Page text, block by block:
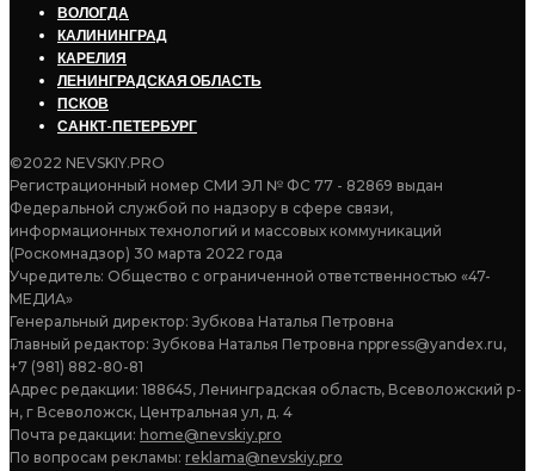
ВОЛОГДА
КАЛИНИНГРАД
КАРЕЛИЯ
ЛЕНИНГРАДСКАЯ ОБЛАСТЬ
ПСКОВ
САНКТ-ПЕТЕРБУРГ
©2022 NEVSKIY.PRO
Регистрационный номер СМИ ЭЛ № ФС 77 - 82869 выдан
Федеральной службой по надзору в сфере связи,
информационных технологий и массовых коммуникаций
(Роскомнадзор) 30 марта 2022 года
Учредитель: Общество с ограниченной ответственностью «47-
МЕДИА»
Генеральный директор: Зубкова Наталья Петровна
Главный редактор: Зубкова Наталья Петровна nppress@yandex.ru,
+7 (981) 882-80-81
Адрес редакции: 188645, Ленинградская область, Всеволожский р-
н, г Всеволожск, Центральная ул, д. 4
Почта редакции: home@nevskiy.pro
По вопросам рекламы: reklama@nevskiy.pro